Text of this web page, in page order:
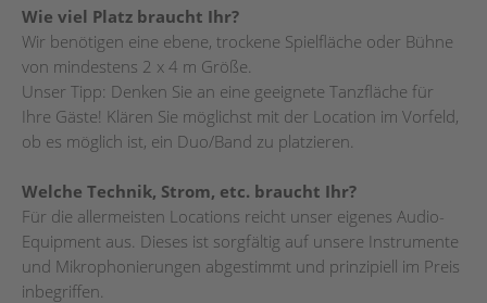
Wie viel Platz braucht Ihr?
Wir benötigen eine ebene, trockene Spielfläche oder Bühne
von mindestens 2 x 4 m Größe.
Unser Tipp: Denken Sie an eine geeignete Tanzfläche für
Ihre Gäste! Klären Sie möglichst mit der Location im Vorfeld,
ob es möglich ist, ein Duo/Band zu platzieren.
Welche Technik, Strom, etc. braucht Ihr?
Für die allermeisten Locations reicht unser eigenes Audio-
Equipment aus. Dieses ist sorgfältig auf unsere Instrumente
und Mikrophonierungen abgestimmt und prinzipiell im Preis
inbegriffen.